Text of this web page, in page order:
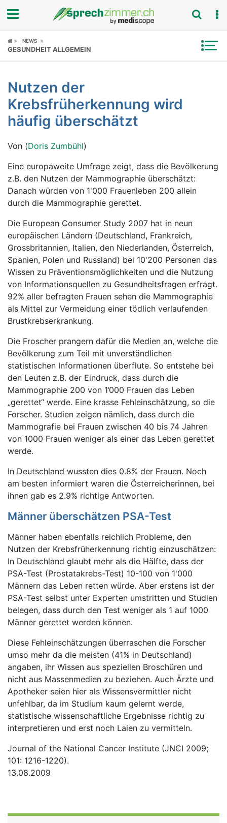
Fokus
Symptome
Untersuchungen
News
Ratgeber
Rubriken
NEWS
GESUNDHEIT ALLGEMEIN
Nutzen der
Krebsfrüherkennung wird
häufig überschätzt
Von (Doris Zumbühl)
Eine europaweite Umfrage zeigt, dass die Bevölkerung
z.B. den Nutzen der Mammographie überschätzt:
Danach würden von 1'000 Frauenleben 200 allein
durch die Mammographie gerettet.
Die European Consumer Study 2007 hat in neun
europäischen Ländern (Deutschland, Frankreich,
Grossbritannien, Italien, den Niederlanden, Österreich,
Spanien, Polen und Russland) bei 10'200 Personen das
Wissen zu Präventionsmöglichkeiten und die Nutzung
von Informationsquellen zu Gesundheitsfragen erfragt.
92% aller befragten Frauen sehen die Mammographie
als Mittel zur Vermeidung einer tödlich verlaufenden
Brustkrebserkrankung.
Die Froscher prangern dafür die Medien an, welche die
Bevölkerung zum Teil mit unverständlichen
statistischen Informationen überflute. So entstehe bei
den Leuten z.B. der Eindruck, dass durch die
Mammographie 200 von 1’000 Frauen das Leben
„gerettet“ werde. Eine krasse Fehleinschätzung, so die
Forscher. Studien zeigen nämlich, dass durch die
Mammografie bei Frauen zwischen 40 bis 74 Jahren
von 1000 Frauen weniger als einer das Leben gerettet
werde.
In Deutschland wussten dies 0.8% der Frauen. Noch
am besten informiert waren die Österreicherinnen, bei
ihnen gab es 2.9% richtige Antworten.
Männer überschätzen PSA-Test
Männer haben ebenfalls reichlich Probleme, den
Nutzen der Krebsfrüherkennung richtig einzuschätzen:
In Deutschland glaubt mehr als die Hälfte, dass der
PSA-Test (Prostatakrebs-Test) 10-100 von 1'000
Männern das Leben retten würde. Aber erstens ist der
PSA-Test selbst unter Experten umstritten und Studien
belegen, dass durch den Test weniger als 1 auf 1000
Männer gerettet werden können.
Diese Fehleinschätzungen überraschen die Forscher
umso mehr da die meisten (41% in Deutschland)
angaben, ihr Wissen aus speziellen Broschüren und
nicht aus Massenmedien zu beziehen. Auch Ärzte und
Apotheker seien hier als Wissensvermittler nicht
unfehlbar, da im Studium kaum gelernt werde,
statistische wissenschaftliche Ergebnisse richtig zu
interpretieren und erst noch Laien zu vermitteln.
Journal of the National Cancer Institute (JNCI 2009;
101: 1216-1220).
13.08.2009